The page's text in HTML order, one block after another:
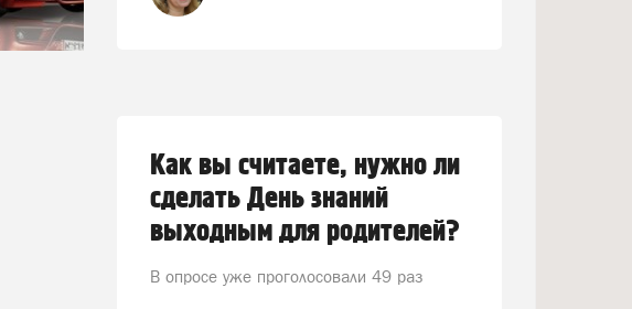
Как вы считаете, нужно ли
сделать День знаний
выходным для родителей?
В опросе уже проголосовали 49 раз